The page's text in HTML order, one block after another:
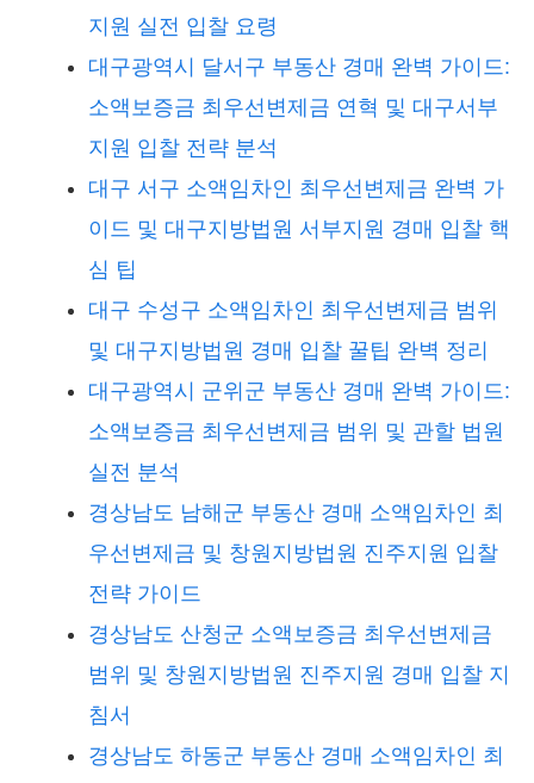
지원 실전 입찰 요령
대구광역시 달서구 부동산 경매 완벽 가이드:
소액보증금 최우선변제금 연혁 및 대구서부
지원 입찰 전략 분석
대구 서구 소액임차인 최우선변제금 완벽 가
이드 및 대구지방법원 서부지원 경매 입찰 핵
심 팁
대구 수성구 소액임차인 최우선변제금 범위
및 대구지방법원 경매 입찰 꿀팁 완벽 정리
대구광역시 군위군 부동산 경매 완벽 가이드:
소액보증금 최우선변제금 범위 및 관할 법원
실전 분석
경상남도 남해군 부동산 경매 소액임차인 최
우선변제금 및 창원지방법원 진주지원 입찰
전략 가이드
경상남도 산청군 소액보증금 최우선변제금
범위 및 창원지방법원 진주지원 경매 입찰 지
침서
경상남도 하동군 부동산 경매 소액임차인 최